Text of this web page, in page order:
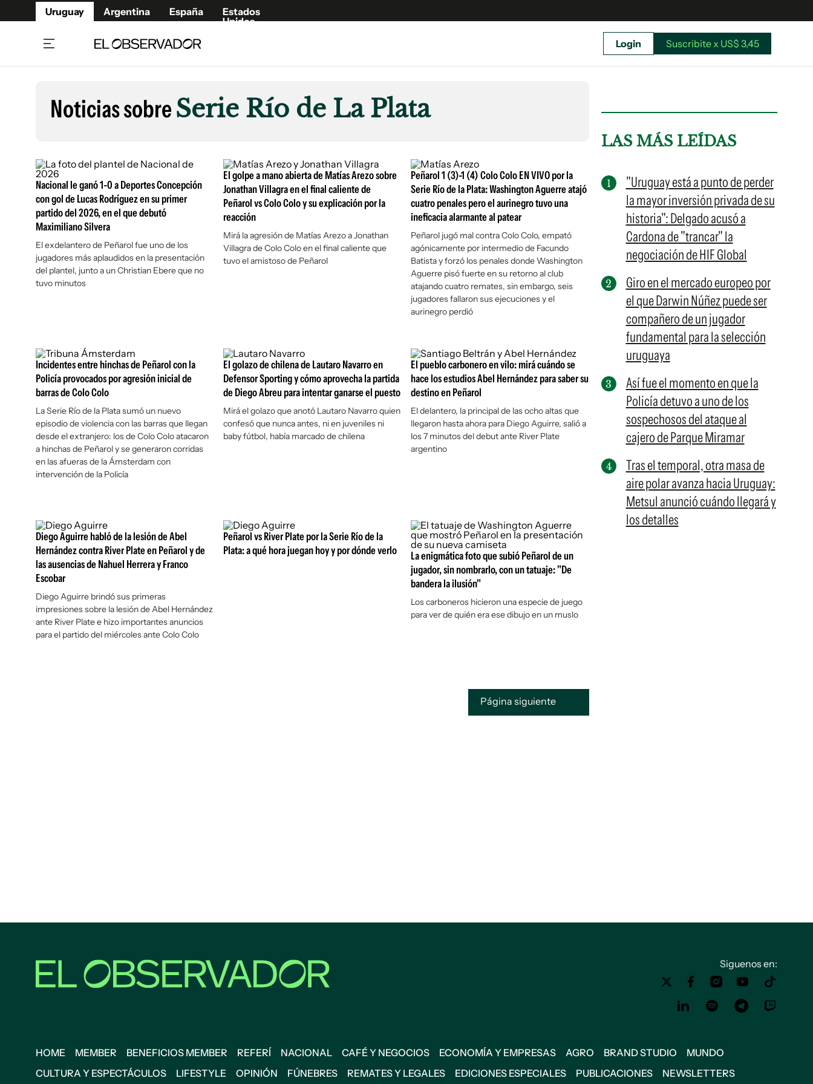
Uruguay Argentina España
Estados
Unidos
Beneficios Member
Café y Negocios
Economía y Empresas
Agro
Brand Studio
Mundo
Cultura y Espectáculos
Fúnebres
Publicaciones
Newsletters
Argentina
España
Estados Unidos
Suscribite x US$ 3,45
Login Suscribite x US$ 3,45
Noticias sobreSerie Río de La Plata
Nacional le ganó 1-0 a Deportes Concepción
con gol de Lucas Rodríguez en su primer
partido del 2026, en el que debutó
Maximiliano Silvera
El exdelantero de Peñarol fue uno de los
jugadores más aplaudidos en la presentación
del plantel, junto a un Christian Ebere que no
tuvo minutos
El golpe a mano abierta de Matías Arezo sobre
Jonathan Villagra en el final caliente de
Peñarol vs Colo Colo y su explicación por la
reacción
Mirá la agresión de Matías Arezo a Jonathan
Villagra de Colo Colo en el final caliente que
tuvo el amistoso de Peñarol
Peñarol 1 (3)-1 (4) Colo Colo EN VIVO por la
Serie Río de la Plata: Washington Aguerre atajó
cuatro penales pero el aurinegro tuvo una
ineficacia alarmante al patear
Peñarol jugó mal contra Colo Colo, empató
agónicamente por intermedio de Facundo
Batista y forzó los penales donde Washington
Aguerre pisó fuerte en su retorno al club
atajando cuatro remates, sin embargo, seis
jugadores fallaron sus ejecuciones y el
aurinegro perdió
Incidentes entre hinchas de Peñarol con la
Policía provocados por agresión inicial de
barras de Colo Colo
La Serie Río de la Plata sumó un nuevo
episodio de violencia con las barras que llegan
desde el extranjero: los de Colo Colo atacaron
a hinchas de Peñarol y se generaron corridas
en las afueras de la Ámsterdam con
intervención de la Policía
El golazo de chilena de Lautaro Navarro en
Defensor Sporting y cómo aprovecha la partida
de Diego Abreu para intentar ganarse el puesto
Mirá el golazo que anotó Lautaro Navarro quien
confesó que nunca antes, ni en juveniles ni
baby fútbol, había marcado de chilena
El pueblo carbonero en vilo: mirá cuándo se
hace los estudios Abel Hernández para saber su
destino en Peñarol
El delantero, la principal de las ocho altas que
llegaron hasta ahora para Diego Aguirre, salió a
los 7 minutos del debut ante River Plate
argentino
Diego Aguirre habló de la lesión de Abel
Hernández contra River Plate en Peñarol y de
las ausencias de Nahuel Herrera y Franco
Escobar
Diego Aguirre brindó sus primeras
impresiones sobre la lesión de Abel Hernández
ante River Plate e hizo importantes anuncios
para el partido del miércoles ante Colo Colo
Peñarol vs River Plate por la Serie Río de la
Plata: a qué hora juegan hoy y por dónde verlo
La enigmática foto que subió Peñarol de un
jugador, sin nombrarlo, con un tatuaje: "De
bandera la ilusión"
Los carboneros hicieron una especie de juego
para ver de quién era ese dibujo en un muslo
Página siguiente
LAS MÁS LEÍDAS
"Uruguay está a punto de perder
la mayor inversión privada de su
historia": Delgado acusó a
Cardona de "trancar" la
negociación de HIF Global
Giro en el mercado europeo por
el que Darwin Núñez puede ser
compañero de un jugador
fundamental para la selección
uruguaya
Así fue el momento en que la
Policía detuvo a uno de los
sospechosos del ataque al
cajero de Parque Miramar
Tras el temporal, otra masa de
aire polar avanza hacia Uruguay:
Metsul anunció cuándo llegará y
los detalles
Siguenos en:
HOME MEMBER BENEFICIOS MEMBER REFERÍ NACIONAL CAFÉ Y NEGOCIOS ECONOMÍA Y EMPRESAS AGRO BRAND STUDIO
MUNDO
CULTURA Y ESPECTÁCULOS
LIFESTYLE OPINIÓN FÚNEBRES REMATES Y LEGALES EDICIONES ESPECIALES PUBLICACIONES NEWSLETTERS